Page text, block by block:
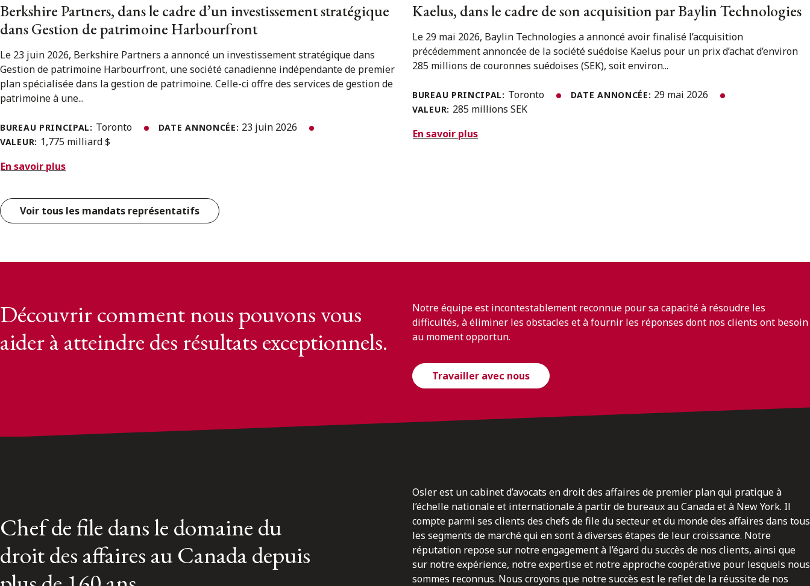
Berkshire Partners, dans le cadre d’un investissement stratégique
dans Gestion de patrimoine Harbourfront
Le 23 juin 2026, Berkshire Partners a annoncé un investissement stratégique dans
Gestion de patrimoine Harbourfront, une société canadienne indépendante de premier
plan spécialisée dans la gestion de patrimoine. Celle-ci offre des services de gestion de
patrimoine à une...
BUREAU PRINCIPAL: Toronto DATE ANNONCÉE: 23 juin 2026
VALEUR: 1,775 milliard $
En savoir plus
Kaelus, dans le cadre de son acquisition par Baylin Technologies
Le 29 mai 2026, Baylin Technologies a annoncé avoir finalisé l’acquisition
précédemment annoncée de la société suédoise Kaelus pour un prix d’achat d’environ
285 millions de couronnes suédoises (SEK), soit environ...
BUREAU PRINCIPAL: Toronto DATE ANNONCÉE: 29 mai 2026
VALEUR: 285 millions SEK
En savoir plus
Voir tous les mandats représentatifs
Découvrir comment nous pouvons vous
aider à atteindre des résultats exceptionnels.
Notre équipe est incontestablement reconnue pour sa capacité à résoudre les
difficultés, à éliminer les obstacles et à fournir les réponses dont nos clients ont besoin
au moment opportun.
Travailler avec nous
Chef de file dans le domaine du
droit des affaires au Canada depuis
Osler est un cabinet d’avocats en droit des affaires de premier plan qui pratique à
l’échelle nationale et internationale à partir de bureaux au Canada et à New York. Il
compte parmi ses clients des chefs de file du secteur et du monde des affaires dans tous
les segments de marché qui en sont à diverses étapes de leur croissance. Notre
réputation repose sur notre engagement à l’égard du succès de nos clients, ainsi que
sur notre expérience, notre expertise et notre approche coopérative pour lesquels nous
sommes reconnus. Nous croyons que notre succès est le reflet de la réussite de nos